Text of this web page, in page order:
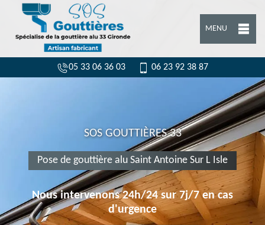
MENU
05 33 06 36 03 06 23 92 38 87
SOS GOUTTIÈRES 33
Pose de gouttière alu Saint Antoine Sur L Isle
Nous intervenons 24h/24 sur 7j/7 en cas
d'urgence